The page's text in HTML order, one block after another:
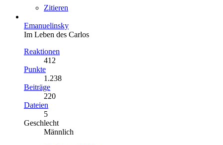
Zitieren
Emanuelinsky
Im Leben des Carlos
Reaktionen
412
Punkte
1.238
Beiträge
220
Dateien
5
Geschlecht
Männlich